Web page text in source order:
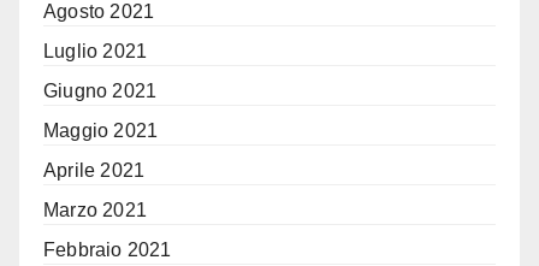
Agosto 2021
Luglio 2021
Giugno 2021
Maggio 2021
Aprile 2021
Marzo 2021
Febbraio 2021